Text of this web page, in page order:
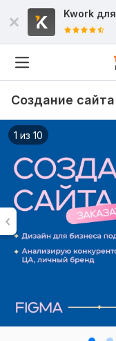
Kwork для
Создание сайта
1 из 10